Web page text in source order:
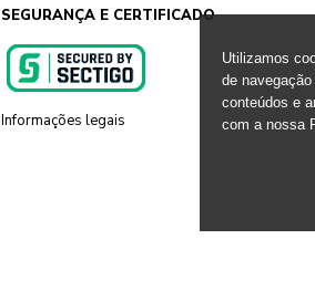
SEGURANÇA E CERTIFICADO
Informações legais
Utilizamos
de
conteúdos e
com a nossa